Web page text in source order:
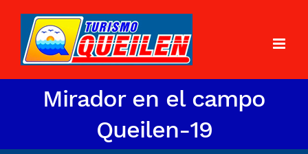
Mirador en el campo
Queilen-19